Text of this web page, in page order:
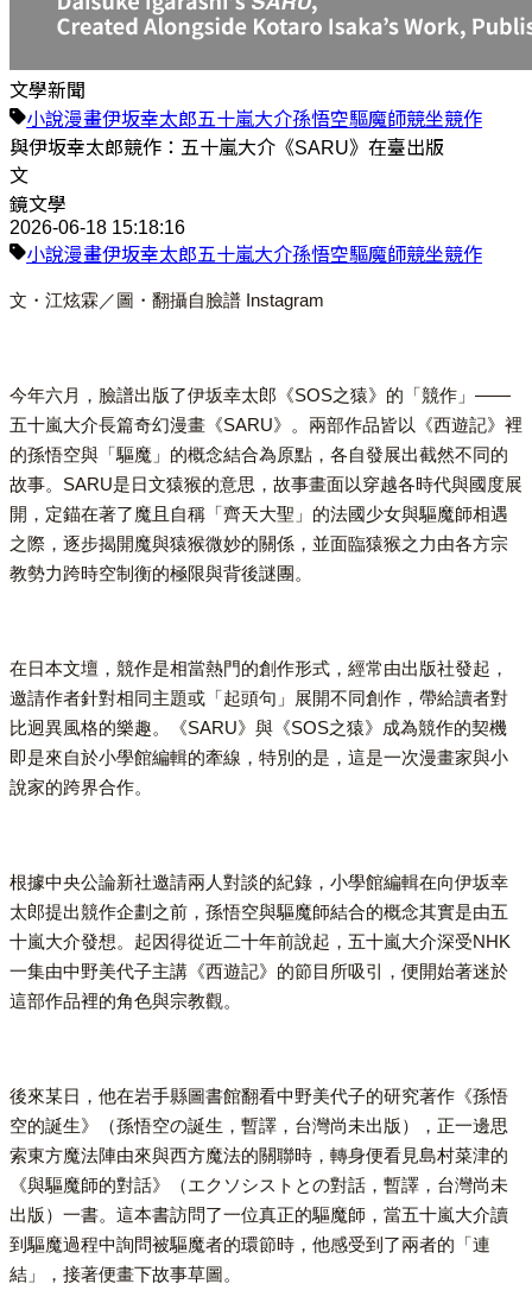
文學新聞
小說漫畫伊坂幸太郎五十嵐大介孫悟空驅魔師競坐競作
與伊坂幸太郎競作：五十嵐大介《SARU》在臺出版
文
鏡文學
2026-06-18 15:18:16
小說漫畫伊坂幸太郎五十嵐大介孫悟空驅魔師競坐競作
文・江炫霖／圖・翻攝自臉譜 Instagram
今年六月，臉譜出版了伊坂幸太郎《SOS之猿》的「競作」——
五十嵐大介長篇奇幻漫畫《SARU》。兩部作品皆以《西遊記》裡
的孫悟空與「驅魔」的概念結合為原點，各自發展出截然不同的
故事。SARU是日文猿猴的意思，故事畫面以穿越各時代與國度展
開，定錨在著了魔且自稱「齊天大聖」的法國少女與驅魔師相遇
之際，逐步揭開魔與猿猴微妙的關係，並面臨猿猴之力由各方宗
教勢力跨時空制衡的極限與背後謎團。
在日本文壇，競作是相當熱門的創作形式，經常由出版社發起，
邀請作者針對相同主題或「起頭句」展開不同創作，帶給讀者對
比迥異風格的樂趣。《SARU》與《SOS之猿》成為競作的契機
即是來自於小學館編輯的牽線，特別的是，這是一次漫畫家與小
說家的跨界合作。
根據中央公論新社邀請兩人對談的紀錄，小學館編輯在向伊坂幸
太郎提出競作企劃之前，孫悟空與驅魔師結合的概念其實是由五
十嵐大介發想。起因得從近二十年前說起，五十嵐大介深受NHK
一集由中野美代子主講《西遊記》的節目所吸引，便開始著迷於
這部作品裡的角色與宗教觀。
後來某日，他在岩手縣圖書館翻看中野美代子的研究著作《孫悟
空的誕生》（孫悟空の誕生，暫譯，台灣尚未出版），正一邊思
索東方魔法陣由來與西方魔法的關聯時，轉身便看見島村菜津的
《與驅魔師的對話》（エクソシストとの對話，暫譯，台灣尚未
出版）一書。這本書訪問了一位真正的驅魔師，當五十嵐大介讀
到驅魔過程中詢問被驅魔者的環節時，他感受到了兩者的「連
結」，接著便畫下故事草圖。